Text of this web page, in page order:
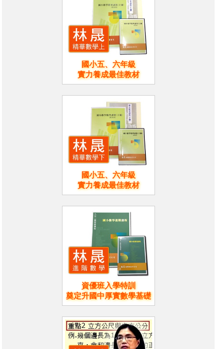
國小五、六年級
實力養成最佳教材
國小五、六年級
實力養成最佳教材
資優班入學特訓
奠定升國中厚實數學基礎